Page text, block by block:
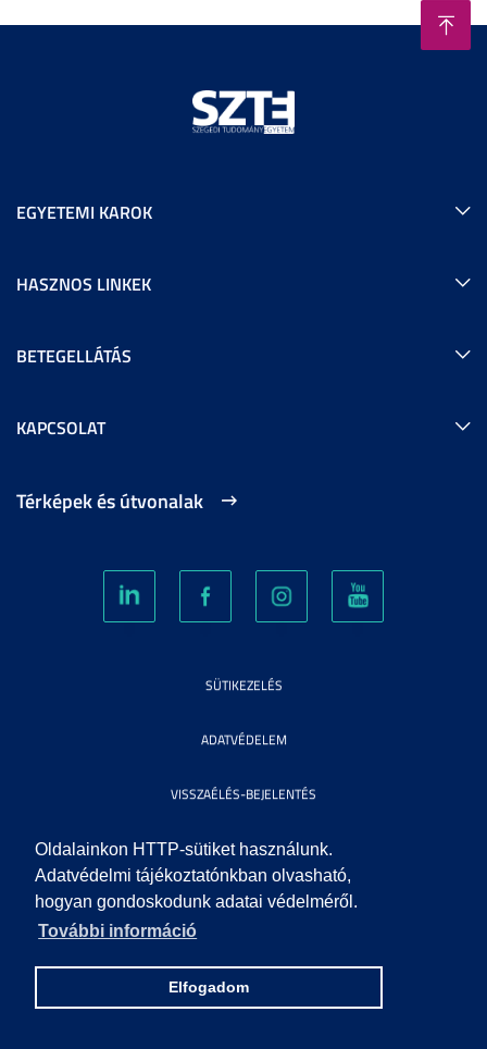
Oldalainkon HTTP-sütiket használunk.
Adatvédelmi tájékoztatónkban olvasható,
hogyan gondoskodunk adatai védelméről.
További információ
Elfogadom
EGYETEMI KAROK
HASZNOS LINKEK
BETEGELLÁTÁS
KAPCSOLAT
Térképek és útvonalak
SÜTIKEZELÉS
ADATVÉDELEM
VISSZAÉLÉS-BEJELENTÉS
KÖZÉRDEKŰ ADATOK
IMPRESSZUM